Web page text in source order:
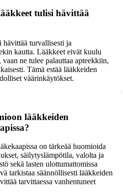
tulisi hävittää
hävittää turvallisesti ja
kautta. Lääkkeet eivät kuulu
ne tulee palauttaa apteekkiin,
Tämä estää lääkkeiden
väärinkäytökset.
lääkkeiden
on tärkeää huomioida
säilytyslämpötila, valolta ja
sekä lasten ulottumattomissa
tarkistaa säännöllisesti lääkkeiden
tarvittaessa vanhentuneet